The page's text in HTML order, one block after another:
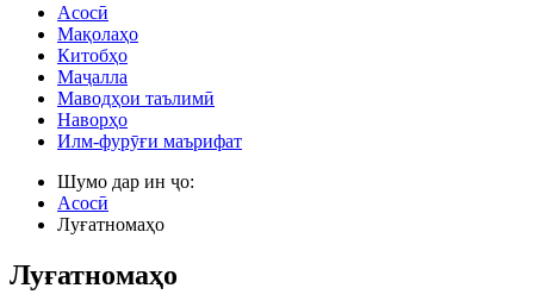
Асосӣ
Мақолаҳо
Китобҳо
Маҷалла
Маводҳои таълимӣ
Наворҳо
Илм-фурӯғи маърифат
Шумо дар ин ҷо:
Асосӣ
Луғатномаҳо
Луғатномаҳо